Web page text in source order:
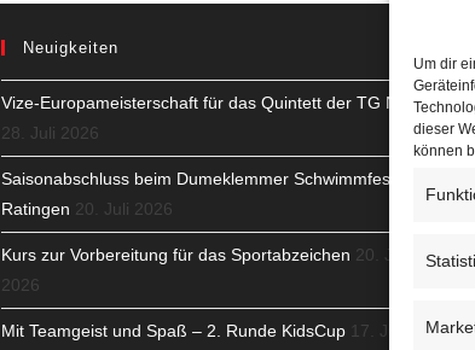
Um dir
dieser
können
Neuigkeiten
Vize-Europameisterschaft für das Quintett der TG Neuss
28. Juli 2026
Saisonabschluss beim Dumeklemmer Schwimmfest in
Ratingen 20. Juli 2026
Kurs zur Vorbereitung für das Sportabzeichen 20. Juli
2026
Mit Teamgeist und Spaß – 2. Runde KidsCup 17. Juli